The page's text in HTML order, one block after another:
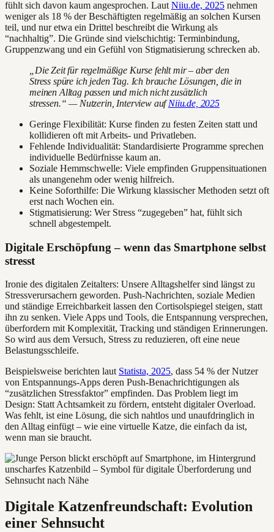
fühlt sich davon kaum angesprochen. Laut Niiu.de, 2025 nehmen
weniger als 18 % der Beschäftigten regelmäßig an solchen Kursen
teil, und nur etwa ein Drittel beschreibt die Wirkung als
“nachhaltig”. Die Gründe sind vielschichtig: Terminbindung,
Gruppenzwang und ein Gefühl von Stigmatisierung schrecken ab.
„Die Zeit für regelmäßige Kurse fehlt mir – aber den
Stress spüre ich jeden Tag. Ich brauche Lösungen, die in
meinen Alltag passen und mich nicht zusätzlich
stressen.“ — Nutzerin, Interview aufNiiu.de, 2025
Geringe Flexibilität: Kurse finden zu festen Zeiten statt und
kollidieren oft mit Arbeits- und Privatleben.
Fehlende Individualität: Standardisierte Programme sprechen
individuelle Bedürfnisse kaum an.
Soziale Hemmschwelle: Viele empfinden Gruppensituationen
als unangenehm oder wenig hilfreich.
Keine Soforthilfe: Die Wirkung klassischer Methoden setzt oft
erst nach Wochen ein.
Stigmatisierung: Wer Stress “zugegeben” hat, fühlt sich
schnell abgestempelt.
Digitale Erschöpfung – wenn das Smartphone selbst
stresst
Ironie des digitalen Zeitalters: Unsere Alltagshelfer sind längst zu
Stressverursachern geworden. Push-Nachrichten, soziale Medien
und ständige Erreichbarkeit lassen den Cortisolspiegel steigen, statt
ihn zu senken. Viele Apps und Tools, die Entspannung versprechen,
überfordern mit Komplexität, Tracking und ständigen Erinnerungen.
So wird aus dem Versuch, Stress zu reduzieren, oft eine neue
Belastungsschleife.
Beispielsweise berichten laut Statista, 2025, dass 54 % der Nutzer
von Entspannungs-Apps deren Push-Benachrichtigungen als
“zusätzlichen Stressfaktor” empfinden. Das Problem liegt im
Design: Statt Achtsamkeit zu fördern, entsteht digitaler Overload.
Was fehlt, ist eine Lösung, die sich nahtlos und unaufdringlich in
den Alltag einfügt – wie eine virtuelle Katze, die einfach da ist,
wenn man sie braucht.
Digitale Katzenfreundschaft: Evolution
einer Sehnsucht